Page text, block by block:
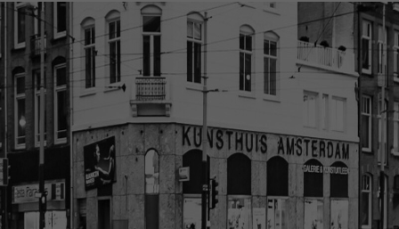
Nieuwstraat 35
2312 KA Leiden
+31(0)71 – 52 84 480
info@kunsthuisleiden.nl
Lees meer